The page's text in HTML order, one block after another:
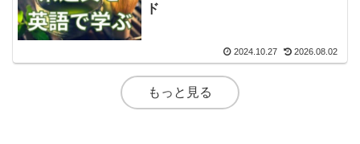
ド
2024.10.27 2026.08.02
もっと見る